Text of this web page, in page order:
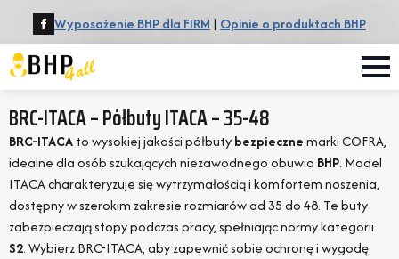
Wyposażenie BHP dla FIRM | Opinie o produktach BHP
BRC-ITACA – Półbuty ITACA – 35-48
BRC-ITACAto wysokiej jakości półbutybezpiecznemarki COFRA,
idealne dla osób szukających niezawodnego obuwia BHP. Model
ITACA charakteryzuje się wytrzymałością i komfortem noszenia,
dostępny w szerokim zakresie rozmiarów od 35 do 48. Te buty
zabezpieczają stopy podczas pracy, spełniając normy kategorii
S2. Wybierz BRC-ITACA, aby zapewnić sobie ochronę i wygodę